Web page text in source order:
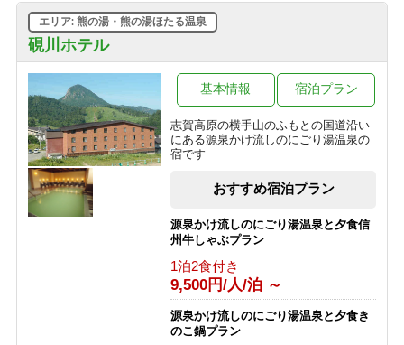
10,445円/人/泊 ～
フト券無料♪
1泊2食付き
16,845円/人/泊 ～
家族でわいわい和洋室確約！1泊２
1泊2食付き
17,100円/人/泊 ～
予約即お支払い！キャンセル不可だか
ら超お得！1泊2食付き フリープラン
12,700円/人/泊 ～
硯川ホテル
エリア: 熊の湯・熊の湯ほたる温泉
志賀高原の横手山のふもとの国道沿い
にある源泉かけ流しのにごり湯温泉の
宿です
基本情報 宿泊プラン
おすすめ宿泊プラン
源泉かけ流しのにごり湯温泉と夕食信
州牛しゃぶプラン
1泊2食付き
9,500円/人/泊 ～
源泉かけ流しのにごり湯温泉と夕食き
のこ鍋プラン